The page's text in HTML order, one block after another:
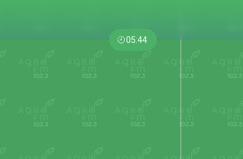
05:44